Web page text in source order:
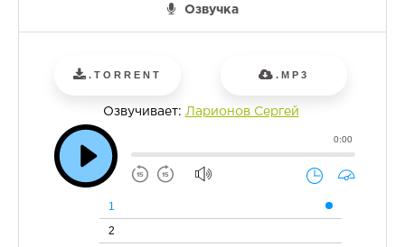
Озвучка
.TORRENT .MP3
Озвучивает: Ларионов Сергей
0:00
1
2